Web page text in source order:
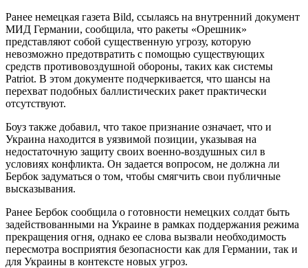
Ранее немецкая газета Bild, ссылаясь на внутренний документ
МИД Германии, сообщила, что ракеты «Орешник»
представляют собой существенную угрозу, которую
невозможно предотвратить с помощью существующих
средств противовоздушной обороны, таких как системы
Patriot. В этом документе подчеркивается, что шансы на
перехват подобных баллистических ракет практически
отсутствуют.
Боуз также добавил, что такое признание означает, что и
Украина находится в уязвимой позиции, указывая на
недостаточную защиту своих военно-воздушных сил в
условиях конфликта. Он задается вопросом, не должна ли
Бербок задуматься о том, чтобы смягчить свои публичные
высказывания.
Ранее Бербок сообщила о готовности немецких солдат быть
задействованными на Украине в рамках поддержания режима
прекращения огня, однако ее слова вызвали необходимость
пересмотра восприятия безопасности как для Германии, так и
для Украины в контексте новых угроз.